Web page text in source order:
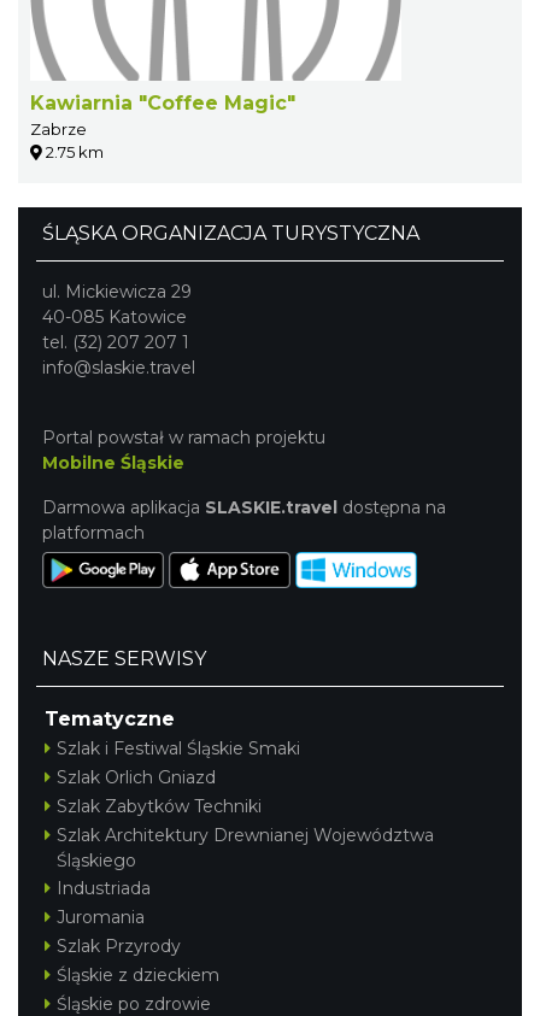
Kawiarnia "Coffee Magic"
Zabrze
2.75 km
ŚLĄSKA ORGANIZACJA TURYSTYCZNA
ul. Mickiewicza 29
40-085 Katowice
tel. (32) 207 207 1
info@slaskie.travel
Portal powstał w ramach projektu
Mobilne Śląskie
Darmowa aplikacja SLASKIE.travel dostępna na
platformach
NASZE SERWISY
Tematyczne
Szlak i Festiwal Śląskie Smaki
Szlak Orlich Gniazd
Szlak Zabytków Techniki
Szlak Architektury Drewnianej Województwa
Śląskiego
Industriada
Juromania
Szlak Przyrody
Śląskie z dzieckiem
Śląskie po zdrowie